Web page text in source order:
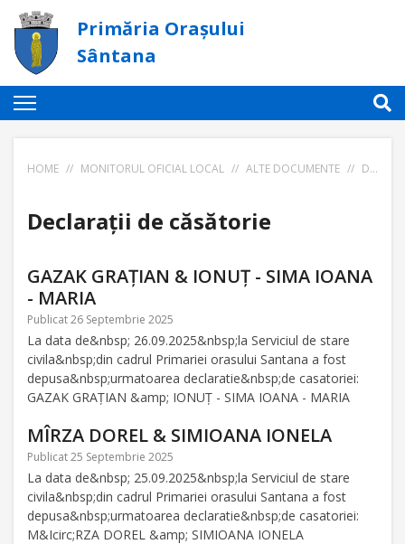
Primăria Orașului
Sântana
HOME // MONITORUL OFICIAL LOCAL // ALTE DOCUMENTE // DECLARAȚII DE CĂSĂTORIE
Declarații de căsătorie
GAZAK GRAȚIAN & IONUȚ - SIMA IOANA
- MARIA
Publicat 26 Septembrie 2025
La data de&nbsp; 26.09.2025&nbsp;la Serviciul de stare
civila&nbsp;din cadrul Primariei orasului Santana a fost
depusa&nbsp;urmatoarea declaratie&nbsp;de casatoriei:
GAZAK GRAȚIAN &amp; IONUȚ - SIMA IOANA - MARIA
MÎRZA DOREL & SIMIOANA IONELA
Publicat 25 Septembrie 2025
La data de&nbsp; 25.09.2025&nbsp;la Serviciul de stare
civila&nbsp;din cadrul Primariei orasului Santana a fost
depusa&nbsp;urmatoarea declaratie&nbsp;de casatoriei:
M&Icirc;RZA DOREL &amp; SIMIOANA IONELA